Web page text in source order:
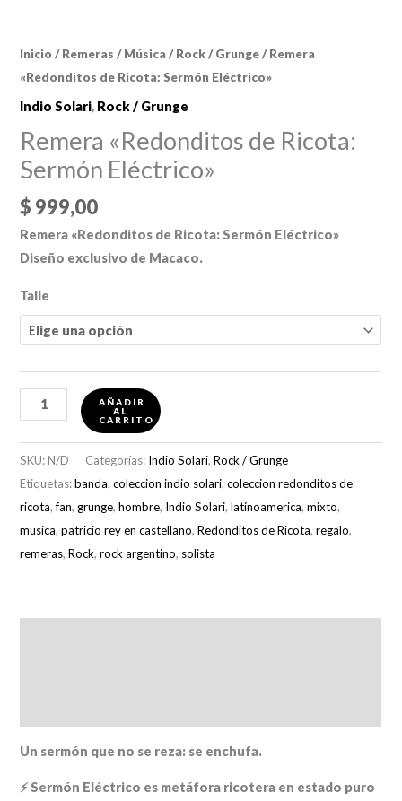
Inicio /Remeras /Música /Rock / Grunge/ Remera
«Redonditos de Ricota: Sermón Eléctrico»
Indio Solari, Rock / Grunge
Remera «Redonditos de Ricota:
Sermón Eléctrico»
$ 999,00
Remera «Redonditos de Ricota: Sermón Eléctrico»
Diseño exclusivo de Macaco.
Talle
Remera
"Redonditos
de
Ricota:
Sermón
Eléctrico"
cantidad
AÑADIR
AL
CARRITO
SKU:N/D Categorías: Indio Solari,Rock / Grunge
Etiquetas:banda,coleccion indio solari,coleccion redonditos de
ricota,fan, grunge,hombre, Indio Solari,latinoamerica,mixto,
musica,patricio rey en castellano,Redonditos de Ricota,regalo,
remeras,Rock,rock argentino, solista
Un sermón que no se reza: se enchufa.
⚡ Sermón Eléctrico es metáfora ricotera en estado puro